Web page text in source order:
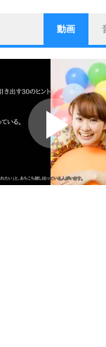
ストレス対策
他人と比べ
いっそのこ
いらいらしな
プラス思考
ポジティブ
しないから
ポジティブ思
ストレス対策
人生、なん
動画